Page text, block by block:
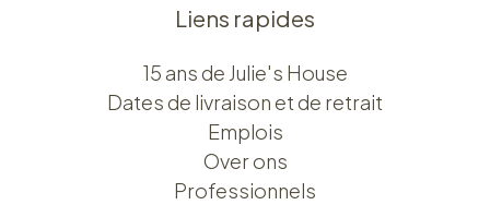
Liens rapides
15 ans de Julie's House
Dates de livraison et de retrait
Emplois
Over ons​​
Professionnels